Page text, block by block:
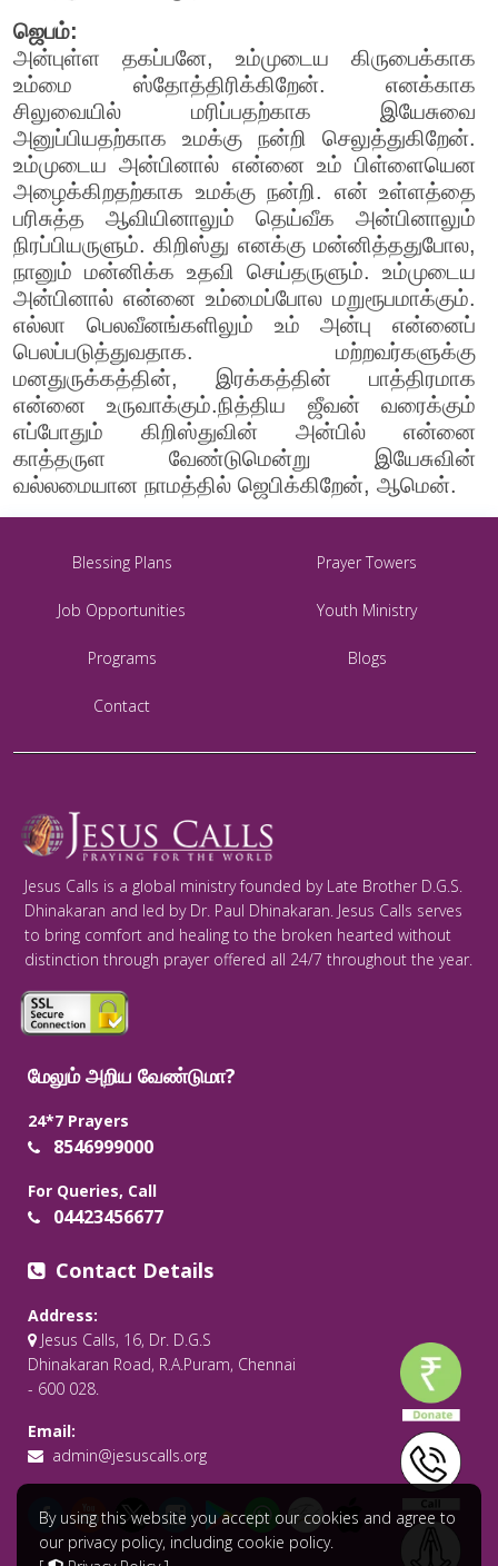
ஜெபம்:
அன்புள்ள தகப்பனே, உம்முடைய கிருபைக்காக
உம்மை ஸ்தோத்திரிக்கிறேன். எனக்காக
சிலுவையில் மரிப்பதற்காக இயேசுவை
அனுப்பியதற்காக உமக்கு நன்றி செலுத்துகிறேன்.
உம்முடைய அன்பினால் என்னை உம் பிள்ளையென
அழைக்கிறதற்காக உமக்கு நன்றி. என் உள்ளத்தை
பரிசுத்த ஆவியினாலும் தெய்வீக அன்பினாலும்
நிரப்பியருளும். கிறிஸ்து எனக்கு மன்னித்ததுபோல,
நானும் மன்னிக்க உதவி செய்தருளும். உம்முடைய
அன்பினால் என்னை உம்மைப்போல மறுரூபமாக்கும்.
எல்லா பெலவீனங்களிலும் உம் அன்பு என்னைப்
பெலப்படுத்துவதாக. மற்றவர்களுக்கு
மனதுருக்கத்தின், இரக்கத்தின் பாத்திரமாக
என்னை உருவாக்கும்.நித்திய ஜீவன் வரைக்கும்
எப்போதும் கிறிஸ்துவின் அன்பில் என்னை
காத்தருள வேண்டுமென்று இயேசுவின்
வல்லமையான நாமத்தில் ஜெபிக்கிறேன், ஆமென்.
Blessing Plans Prayer Towers
Job Opportunities Youth Ministry
Programs Blogs
Contact
Jesus Calls is a global ministry founded by Late Brother D.G.S.
Dhinakaran and led by Dr. Paul Dhinakaran. Jesus Calls serves
to bring comfort and healing to the broken hearted without
distinction through prayer offered all 24/7 throughout the year.
மேலும் அறிய வேண்டுமா?
24*7 Prayers
8546999000
For Queries, Call
04423456677
Contact Details
Address:
Jesus Calls, 16, Dr. D.G.S
Dhinakaran Road, R.A.Puram, Chennai
- 600 028.
Email:
admin@jesuscalls.org
By using this website you accept our cookies and agree to
our privacy policy, including cookie policy.